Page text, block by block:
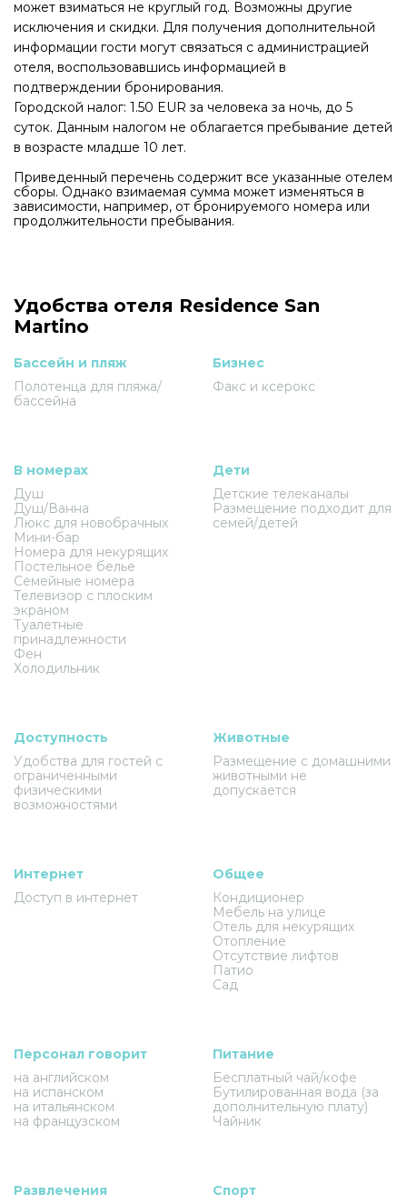
может взиматься не круглый год. Возможны другие
исключения и скидки. Для получения дополнительной
информации гости могут связаться с администрацией
отеля, воспользовавшись информацией в
подтверждении бронирования.
Городской налог: 1.50 EUR за человека за ночь, до 5
суток. Данным налогом не облагается пребывание детей
в возрасте младше 10 лет.
Приведенный перечень содержит все указанные отелем
сборы. Однако взимаемая сумма может изменяться в
зависимости, например, от бронируемого номера или
продолжительности пребывания.
Удобства отеля Residence San
Martino
Бассейн и пляж
Полотенца для пляжа/
бассейна
Бизнес
Факс и ксерокс
В номерах
Душ
Душ/Ванна
Люкс для новобрачных
Мини-бар
Номера для некурящих
Постельное белье
Семейные номера
Телевизор с плоским
экраном
Туалетные
принадлежности
Фен
Холодильник
Дети
Детские телеканалы
Размещение подходит для
семей/детей
Доступность
Удобства для гостей с
ограниченными
физическими
возможностями
Животные
Размещение с домашними
животными не
допускается
Интернет
Доступ в интернет
Общее
Кондиционер
Мебель на улице
Отель для некурящих
Отопление
Отсутствие лифтов
Патио
Сад
Персонал говорит
на английском
на испанском
на итальянском
на французском
Питание
Бесплатный чай/кофе
Бутилированная вода (за
дополнительную плату)
Чайник
Развлечения
Спорт